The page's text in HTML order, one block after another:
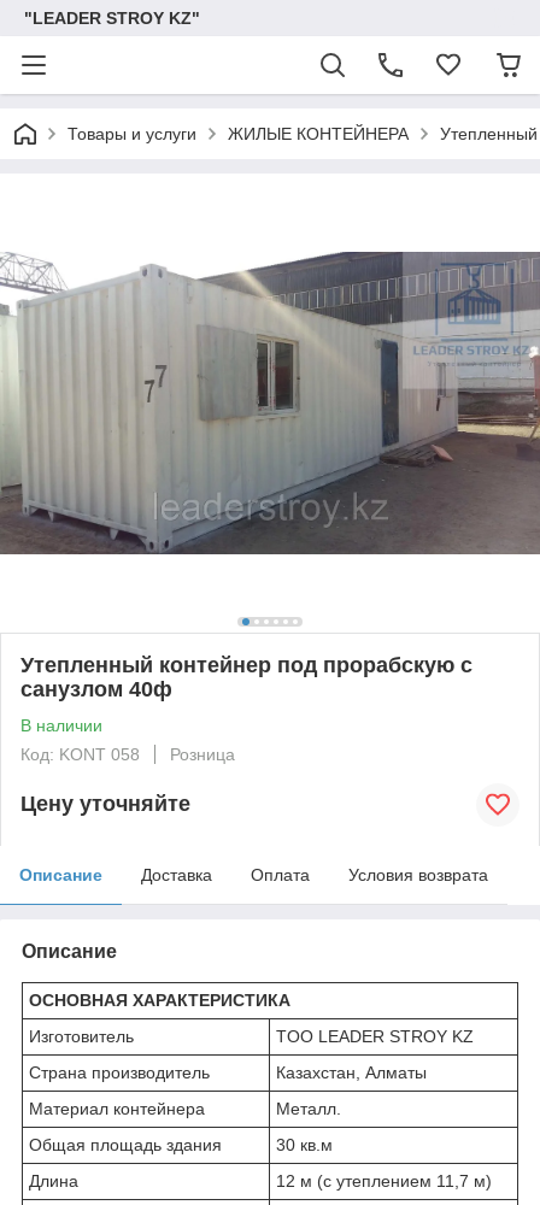
"LEADER STROY KZ"
Товары и услуги ЖИЛЫЕ КОНТЕЙНЕРА
Утепленный контейнер под прорабскую с
санузлом 40ф
В наличии
Код: KONT 058
Розница
Цену уточняйте
Описание Доставка Оплата Условия возврата
Описание
ОСНОВНАЯ ХАРАКТЕРИСТИКА
Изготовитель
TOO LEADER STROY KZ
Страна производитель
Казахстан, Алматы
Материал контейнера
Металл.
Общая площадь здания
30 кв.м
Длина
12 м (с утеплением 11,7 м)